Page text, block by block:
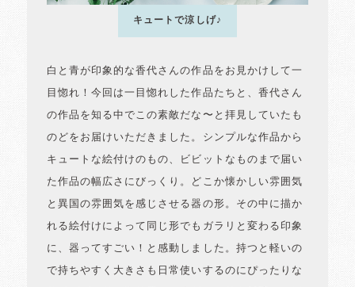
キュートで涼しげ♪
白と青が印象的な香代さんの作品をお見かけして一
目惚れ！今回は一目惚れした作品たちと、香代さん
の作品を知る中でこの素敵だな〜と拝見していたも
のどをお届けいただきました。シンプルな作品から
キュートな絵付けのもの、ビビットなものまで届い
た作品の幅広さにびっくり。どこか懐かしい雰囲気
と異国の雰囲気を感じさせる器の形。その中に描か
れる絵付けによって同じ形でもガラリと変わる印象
に、器ってすごい！と感動しました。持つと軽いの
で持ちやすく大きさも日常使いするのにぴったりな